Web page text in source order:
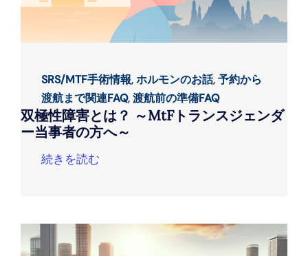
SRS/MTF手術情報,ホルモンのお話,予約から
渡航まで関連FAQ,渡航前の準備FAQ
双極性障害とは？ ～MtFトランスジェンダ
ー当事者の方へ～
続きを読む